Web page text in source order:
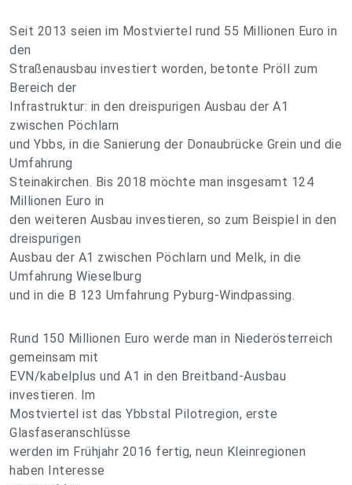
Seit 2013 seien im Mostviertel rund 55 Millionen Euro in
den
Straßenausbau investiert worden, betonte Pröll zum
Bereich der
Infrastruktur: in den dreispurigen Ausbau der A1
zwischen Pöchlarn
und Ybbs, in die Sanierung der Donaubrücke Grein und die
Umfahrung
Steinakirchen. Bis 2018 möchte man insgesamt 124
Millionen Euro in
den weiteren Ausbau investieren, so zum Beispiel in den
dreispurigen
Ausbau der A1 zwischen Pöchlarn und Melk, in die
Umfahrung Wieselburg
und in die B 123 Umfahrung Pyburg-Windpassing.
Rund 150 Millionen Euro werde man in Niederösterreich
gemeinsam mit
EVN/kabelplus und A1 in den Breitband-Ausbau
investieren. Im
Mostviertel ist das Ybbstal Pilotregion, erste
Glasfaseranschlüsse
werden im Frühjahr 2016 fertig, neun Kleinregionen
haben Interesse